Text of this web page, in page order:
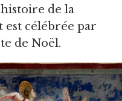
de la
est célébrée par
de Noël.